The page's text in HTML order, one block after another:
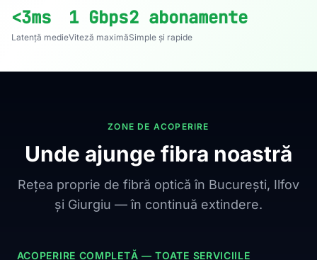
<3ms
Latență medie
1 Gbps
Viteză maximă
2 abonamente
Simple și rapide
ZONE DE ACOPERIRE
Unde ajunge fibra noastră
Rețea proprie de fibră optică în București, Ilfov
și Giurgiu — în continuă extindere.
ACOPERIRE COMPLETĂ — TOATE SERVICIILE